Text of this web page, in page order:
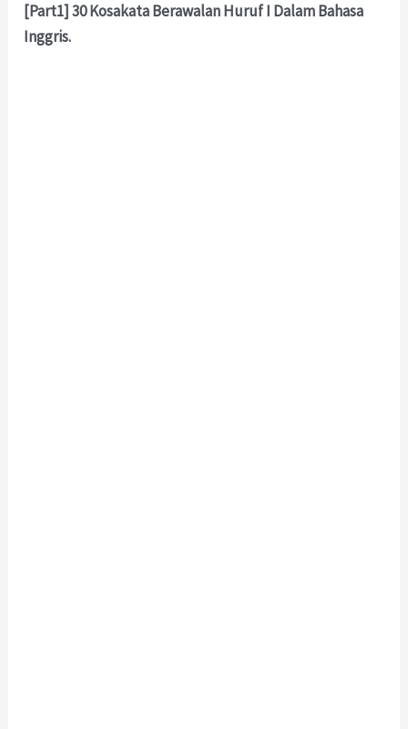
[Part1] 30 Kosakata Berawalan Huruf I Dalam Bahasa
Inggris.